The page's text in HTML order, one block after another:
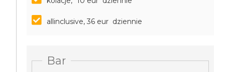
allinclusive, 36 eur dziennie
Bar